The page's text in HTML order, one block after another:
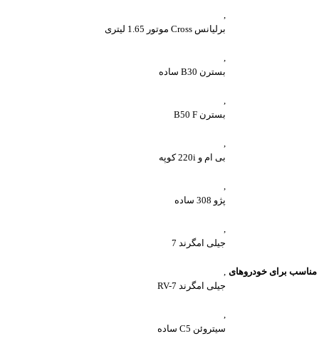
مناسب برای خودروهای
,
برلیانس Cross موتور 1.65 لیتری
,
بسترن B30 ساده
,
بسترن B50 F
,
بی ام و 220i کوپه
,
پژو 308 ساده
,
جیلی امگرند 7
,
جیلی امگرند RV-7
,
سیتروئن C5 ساده